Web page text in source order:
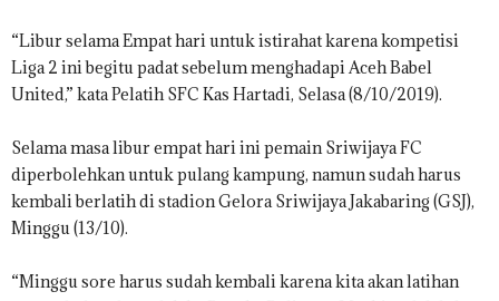
“Libur selama Empat hari untuk istirahat karena kompetisi
Liga 2 ini begitu padat sebelum menghadapi Aceh Babel
United,” kata Pelatih SFC Kas Hartadi, Selasa (8/10/2019).
Selama masa libur empat hari ini pemain Sriwijaya FC
diperbolehkan untuk pulang kampung, namun sudah harus
kembali berlatih di stadion Gelora Sriwijaya Jakabaring (GSJ),
Minggu (13/10).
“Minggu sore harus sudah kembali karena kita akan latihan